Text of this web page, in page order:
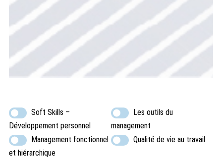
Soft Skills –
Développement personnel
Les outils du
management
Management fonctionnel
et hiérarchique
Qualité de vie au travail